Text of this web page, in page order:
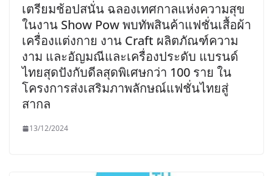
เตรียมช้อปสนั่น ฉลองเทศกาลแห่งความสุข
ในงาน Show Pow พบทัพสินค้าแฟชั่นเสื้อผ้า
เครื่องแต่งกาย งาน Craft ผลิตภัณฑ์ความ
งาม และอัญมณีและเครื่องประดับ แบรนด์
ไทยสุดปังกับดีลสุดพิเศษกว่า 100 ราย ใน
โครงการส่งเสริมภาพลักษณ์แฟชั่นไทยสู่
สากล
13/12/2024